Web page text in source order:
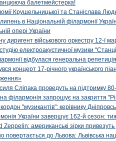
балетмейстерка!
Крушельницької та Станіслава
в Національній філармонії
опері України
диригент військового оркестру 12-ї
електроакустичної музики
відбулася генеральна
концерт 17-річного українського
Сліпака проведуть на підтримку
філармонія запрошує на закриття
"музикантів": керівнику
України завершує 162-й сезон:
Zeppelin: американські зірки
повертається до Львова: Львівська